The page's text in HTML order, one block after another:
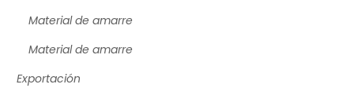
Material de amarre
Material de amarre
Exportación